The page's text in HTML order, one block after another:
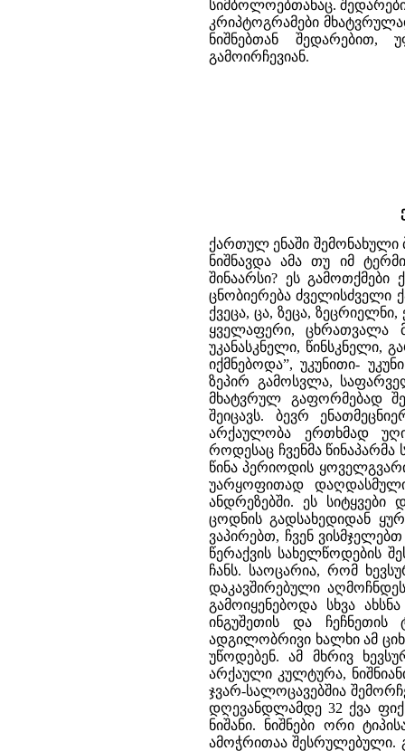
ქართულ ენაში შემონახული
ნიშნავდა ამა თუ იმ
შინაარსი? ეს
ცნობიერება ძველისძველი
ქვეცა, ცა, ზეცა,
ყველაფერი, ცხრათვალა
უკანასკნელი, წინსკნელი,
იქმნებოდა”, უკუნითი-
ზეპირ გამოსვლა,
მხატვრულ გაფორმებად
შეიცავს. ბევრ
არქაულობა ერთხმად
როდესაც ჩვენმა წინაპარმა
წინა პერიოდის
უარყოფითად
ანდრეზებში. ეს
ცოდნის გადსახედიდან
ვაპირებთ, ჩვენ
წერაქვის სახელწოდების
ჩანს. საოცარია, რომ
დაკავშირებული
გამოიყენებოდა სხვა
ინგუშეთის და
ადგილობრივი ხალხი ამ
უწოდებენ. ამ მხრივ
არქაული კულტურა,
ჯვარ-სალოცავებშია
დღევანდლამდე 32 ქვა
ნიშანი. ნიშნები ორი
ამოჭრითაა შესრულებული.